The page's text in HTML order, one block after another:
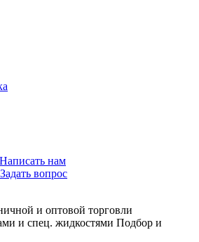
Написать нам
Задать вопрос
и оптовой торговли
и спец. жидкостями Подбор и